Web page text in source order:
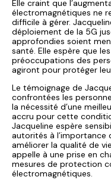
Elle craint que
électromagnétiques ne
difficile à gérer.
déploiement de la 5G
approfondies soient
santé. Elle espère que
préoccupations des
agiront pour protéger
Le témoignage de
confrontées les
la nécessité d’une
accru pour cette
Jacqueline espère
autorités à
améliorer la qualité de
appelle à une prise en
mesures de protection
électromagnétiques.